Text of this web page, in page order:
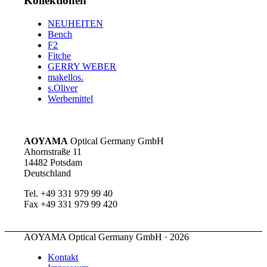
NEUHEITEN
Bench
F2
Fitche
GERRY WEBER
makellos.
s.Oliver
Werbemittel
AOYAMA Optical Germany GmbH
Ahornstraße 11
14482 Potsdam
Deutschland
Tel. +49 331 979 99 40
Fax +49 331 979 99 420
AOYAMA Optical Germany GmbH · 2026
Kontakt